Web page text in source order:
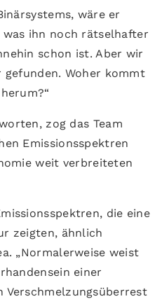
wäre er
ihn noch rätselhafter
schon ist. Aber wir
gefunden. Woher kommt
zog das Team
Emissionsspektren
weit verbreiteten
die eine
zeigten, ähnlich
„Normalerweise weist
einer
Verschmelzungsüberrest